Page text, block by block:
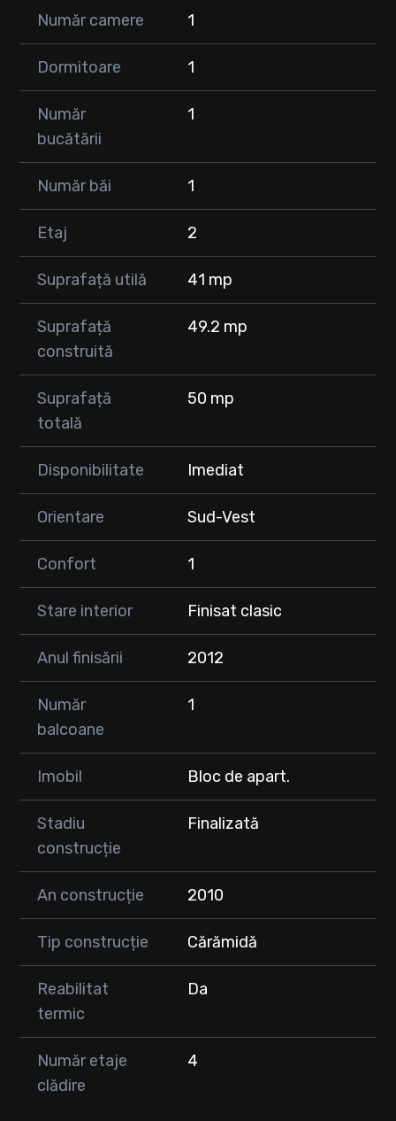
construit în anul 2010.
✨ Locuința se predă exact așa cum se vede în poze, fiind ideală
Pentru mai multe detalii sau pentru programarea unei
vizionări, nu ezitați să mă contactați!
Număr camere 1
Dormitoare 1
Număr
bucătării
1
Număr băi 1
Etaj 2
Suprafață utilă 41 mp
Suprafață
construită
49.2 mp
Suprafață
totală
50 mp
Disponibilitate Imediat
Orientare Sud-Vest
Confort 1
Stare interior Finisat clasic
Anul finisării 2012
Număr
balcoane
1
Imobil Bloc de apart.
Stadiu
construcție
Finalizată
An construcție 2010
Tip construcție Cărămidă
Reabilitat
termic
Da
Număr etaje
clădire
4